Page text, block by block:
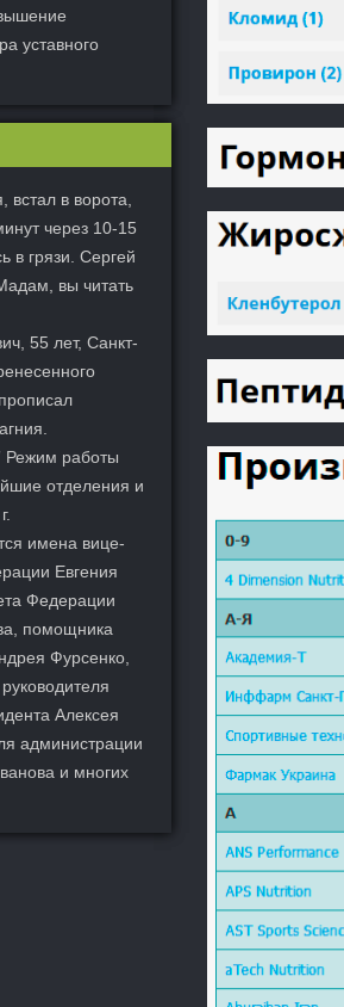
уставного
встал в ворота,
через 10-15
в грязи. Сергей
вы читать
55 лет, Санкт-
Режим работы
отделения и
имена вице-
Евгения
Федерации
помощника
Фурсенко,
Алексея
администрации
и многих